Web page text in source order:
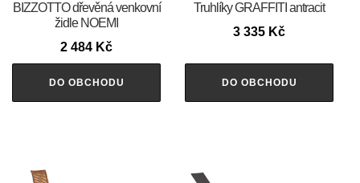
BIZZOTTO dřevěná venkovní
židle NOEMI
2 484 Kč
DO OBCHODU
Truhlíky GRAFFITI antracit
3 335 Kč
DO OBCHODU